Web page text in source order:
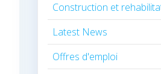
Construction et
Latest News
Offres d'emploi